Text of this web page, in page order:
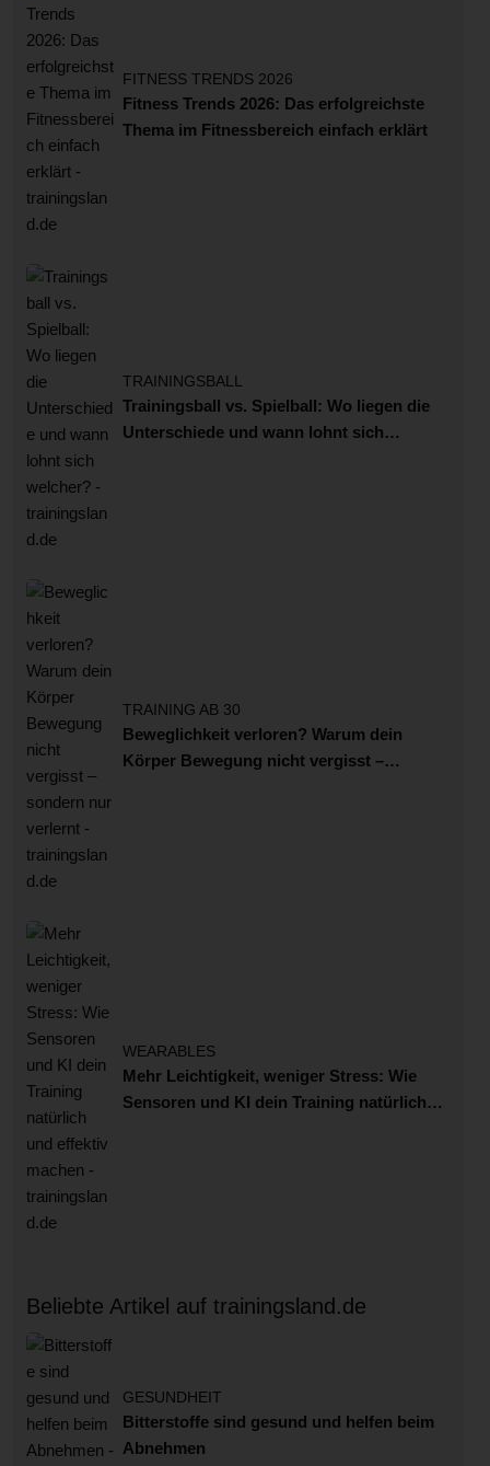
FITNESS TRENDS 2026
Fitness Trends 2026: Das erfolgreichste
Thema im Fitnessbereich einfach erklärt
TRAININGSBALL
Trainingsball vs. Spielball: Wo liegen die
Unterschiede und wann lohnt sich
TRAINING AB 30
Beweglichkeit verloren? Warum dein
Körper Bewegung nicht vergisst –
WEARABLES
Mehr Leichtigkeit, weniger Stress: Wie
Sensoren und KI dein Training natürlich
Beliebte Artikel auf trainingsland.de
GESUNDHEIT
Bitterstoffe sind gesund und helfen beim
Abnehmen